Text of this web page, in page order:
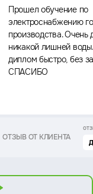
Прошел обучение по
электроснабжению
производства. Очень
никакой лишней
диплом быстро, без
СПАСИБО
ОТЗЫВ ОТ КЛИЕНТА